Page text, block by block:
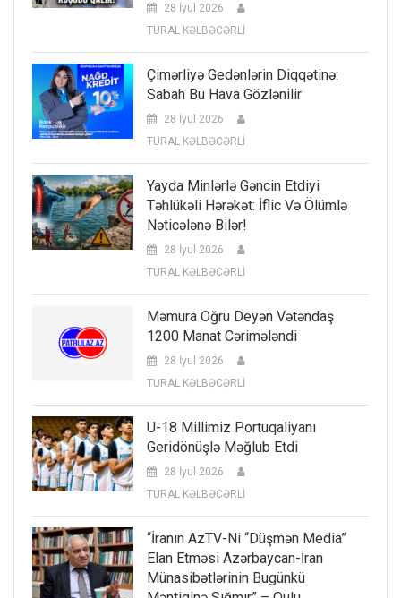
28 İyul 2026
TURAL KƏLBƏCƏRLİ
Çimərliyə Gedənlərin Diqqətinə:
Sabah Bu Hava Gözlənilir
28 İyul 2026
TURAL KƏLBƏCƏRLİ
Yayda Minlərlə Gəncin Etdiyi
Təhlükəli Hərəkət: İflic Və Ölümlə
Nəticələnə Bilər!
28 İyul 2026
TURAL KƏLBƏCƏRLİ
Məmura Oğru Deyən Vətəndaş
1200 Manat Cərimələndi
28 İyul 2026
TURAL KƏLBƏCƏRLİ
U-18 Millimiz Portuqaliyanı
Geridönüşlə Məğlub Etdi
28 İyul 2026
TURAL KƏLBƏCƏRLİ
“İranın AzTV-Ni “düşmən Media”
Elan Etməsi Azərbaycan-İran
Münasibətlərinin Bugünkü